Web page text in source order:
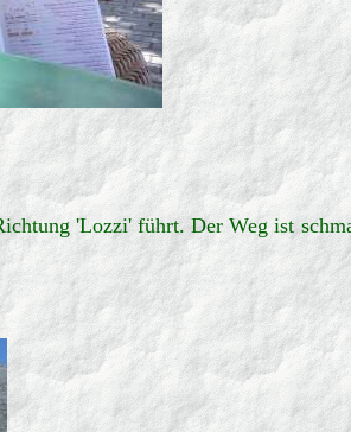
'Lozzi' führt. Der Weg ist